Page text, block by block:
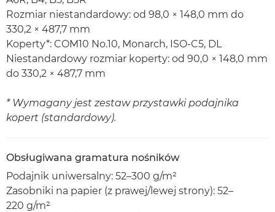
Rozmiar niestandardowy: od 98,0 × 148,0 mm do
330,2 × 487,7 mm
Koperty*: COM10 No.10, Monarch, ISO-C5, DL
Niestandardowy rozmiar koperty: od 90,0 × 148,0 mm
do 330,2 × 487,7 mm
* Wymagany jest zestaw przystawki podajnika
kopert (standardowy).
Obsługiwana gramatura nośników
Podajnik uniwersalny: 52–300 g/m²
Zasobniki na papier (z prawej/lewej strony): 52–
220 g/m²